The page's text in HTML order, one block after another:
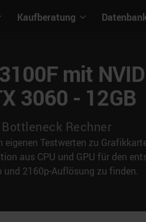
Kaufberatung
mit
3060 - 12GB
Bottleneck Rechner
Testwerten zu
aus CPU und GPU für den
und 2160p-Auflösung zu finden.